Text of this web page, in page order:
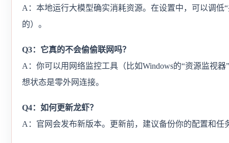
A：本地运行大模型确实消耗资源。在设置中，可以调
的）。
Q3：它真的不会偷偷联网吗？
A：你可以用网络监控工具（比如Windows的“资源监视
想状态是零外网连接。
Q4：如何更新龙虾？
A：官网会发布新版本。更新前，建议备份你的配置和任